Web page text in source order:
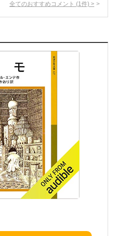
全てのおすすめコメント (1 件) >